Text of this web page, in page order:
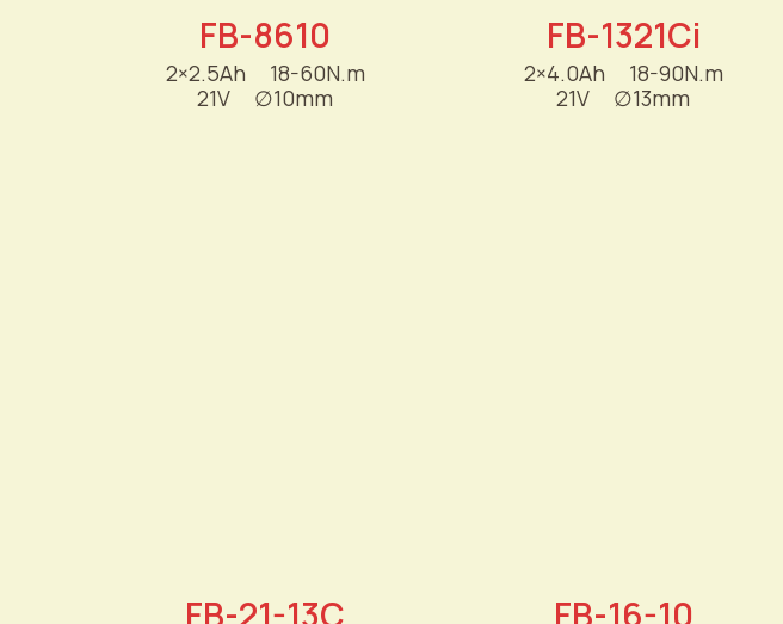
FB-8610
2×2.5Ah
18-60N.m
21V
∅10mm
FB-1321Ci
2×4.0Ah
18-90N.m
21V
∅13mm
FB-21-13C FB-16-10